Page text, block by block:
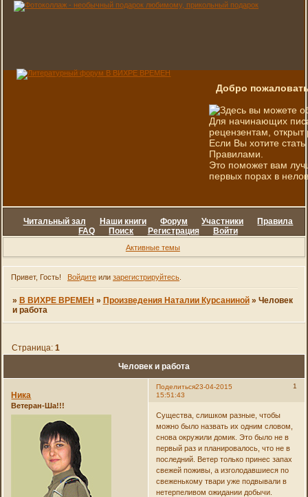
Добро
Здесь вы можете
Для начинающих
рецензентам, открыт
Если Вы хотите
Правилами.
Это поможет вам
первых порах в
Читальный зал Наши книги Форум Участники
Правила
FAQ
Поиск Регистрация Войти
Активные темы
Привет, Гость! Войдитеили зарегистрируйтесь.
» В ВИХРЕ ВРЕМЕН » Произведения Наталии Курсаниной » Человек
и работа
Человек и работа
Страница: 1
Поделиться 1
23-04-2015
15:51:43
Ника
Ветеран-Ша!!!
Существа, слишком разные, чтобы
можно было назвать их одним словом,
снова окружили домик. Это было не в
первый раз и планировалось, что не в
последний. Ветер только принес запах
свежей поживы, а изголодавшиеся по
свеженькому твари уже подвывали в
нетерпеливом ожидании добычи.